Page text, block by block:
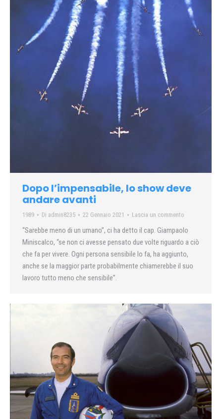
Dopo l’impensabile, lo show deve
andare avanti
1989 Di admin8235 22 Gennaio 2021 Lascia un commento
“Sarebbe meno di un umano”, ci ha detto il cap. Giampaolo
Miniscalco, “se non ci avesse pensato due volte riguardo a ciò
che fa per vivere. Ogni persona sensibile lo fa, ha aggiunto,
anche se la maggior parte probabilmente chiamerebbe il suo
lavoro tutto meno che sensibile”.